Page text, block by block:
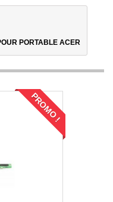
PORTABLE ACER
PROMO !